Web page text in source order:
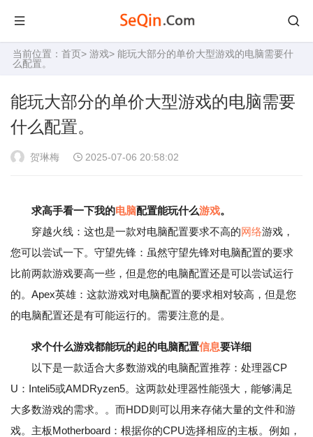
当前位置： 首页> 游戏> 能玩大部分的单价大型游戏的电脑需要什
么配置。
能玩大部分的单价大型游戏的电脑需要
什么配置。
贺琳梅 2025-07-06 20:58:02
求高手看一下我的电脑配置能玩什么游戏。
穿越火线：这也是一款对电脑配置要求不高的网络游戏，
您可以尝试一下。守望先锋：虽然守望先锋对电脑配置的要求
比前两款游戏要高一些，但是您的电脑配置还是可以尝试运行
的。Apex英雄：这款游戏对电脑配置的要求相对较高，但是您
的电脑配置还是有可能运行的。需要注意的是。
求个什么游戏都能玩的起的电脑配置信息要详细
以下是一款适合大多数游戏的电脑配置推荐：处理器CP
U：Inteli5或AMDRyzen5。这两款处理器性能强大，能够满足
大多数游戏的需求。。而HDD则可以用来存储大量的文件和游
戏。主板Motherboard：根据你的CPU选择相应的主板。例如，